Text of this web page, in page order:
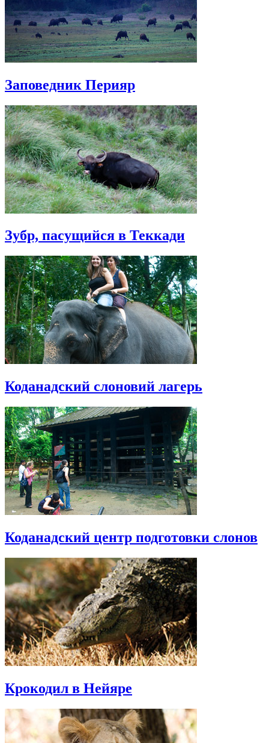
Заповедник Перияр
Зубр, пасущийся в Теккади
Коданадский слоновий лагерь
Коданадский центр подготовки слонов
Крокодил в Нейяре